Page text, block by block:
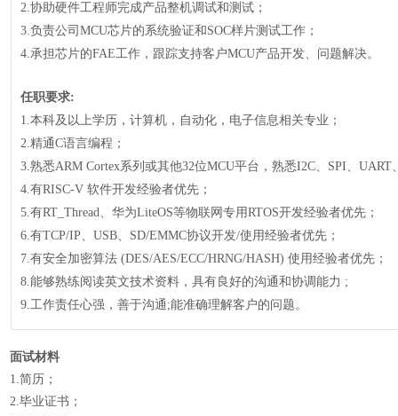
2.协助硬件工程师完成产品整机调试和测试；
3.负责公司MCU芯片的系统验证和SOC样片测试工作；
4.承担芯片的FAE工作，跟踪支持客户MCU产品开发、问题解决。
任职要求:
1.本科及以上学历，计算机，自动化，电子信息相关专业；
2.精通C语言编程；
3.熟悉ARM Cortex系列或其他32位MCU平台，熟悉I2C、SPI、
4.有RISC-V 软件开发经验者优先；
5.有RT_Thread、华为LiteOS等物联网专用RTOS开发经验者优先；
6.有TCP/IP、USB、SD/EMMC协议开发/使用经验者优先；
7.有安全加密算法 (DES/AES/ECC/HRNG/HASH) 使用经验者优先；
8.能够熟练阅读英文技术资料，具有良好的沟通和协调能力 ;
9.工作责任心强，善于沟通;能准确理解客户的问题。
面试材料
1.简历；
2.毕业证书；